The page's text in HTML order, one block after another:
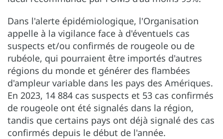
Dans l'alerte épidémiologique, l'Organisation
appelle à la vigilance face à d'éventuels cas
suspects et/ou confirmés de rougeole ou de
rubéole, qui pourraient être importés d'autres
régions du monde et générer des flambées
d'ampleur variable dans les pays des Amériques.
En 2023, 14 884 cas suspects et 53 cas confirmés
de rougeole ont été signalés dans la région,
tandis que certains pays ont déjà signalé des cas
confirmés depuis le début de l'année.